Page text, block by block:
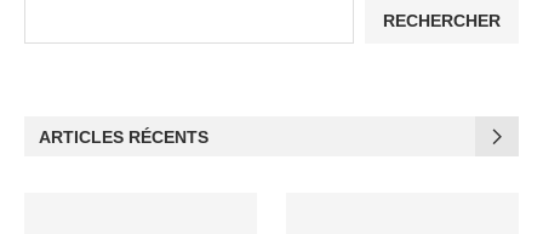
RECHERCHER
ARTICLES RÉCENTS